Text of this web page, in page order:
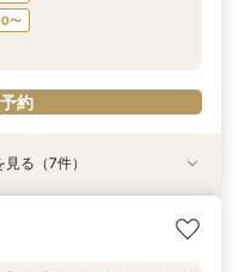
約
約
約
約
約
約
〜
約
フェア】特選牛シャトー
ース試食＆クリスタルチャ
・家族婚もOK】結婚準備
方】見積比較！会場＆料理
最大35万優待など最大150
会場】豪華試食×チャペル
積相談｜来館7万ギフト
ナビ限定★最大150万円特
華4万円分フレンチ試食
ビBIG◎アマギフ1万円進呈
大150万特典】4万円相当
ル挙式》【来館でアマギフ1
×最大150万特典】緑溢れる
る（7件）